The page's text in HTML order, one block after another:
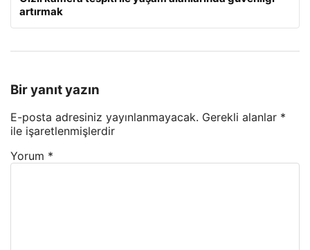
artırmak
Bir yanıt yazın
E-posta adresiniz yayınlanmayacak. Gerekli alanlar *
ile işaretlenmişlerdir
Yorum *